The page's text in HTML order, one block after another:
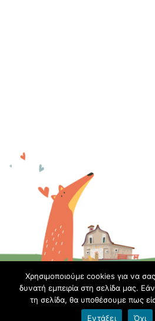
Χρησιμοποιούμε cookies για να
δυνατή εμπειρία στη σελίδα μας.
τη σελίδα, θα υποθέσουμε πως
Εντάξει
Όχι